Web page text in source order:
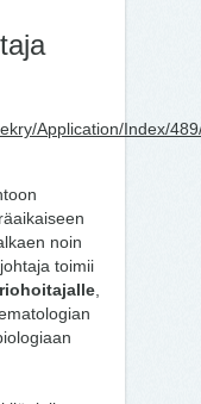
Application/Index/
noin
toimii